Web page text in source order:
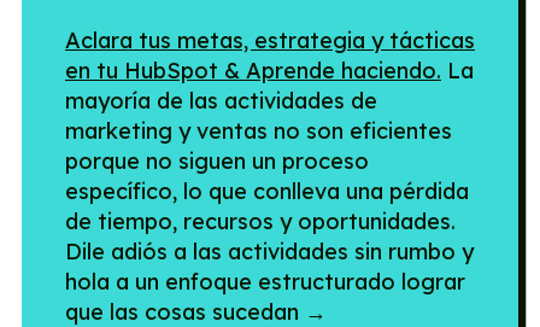
Aclara tus metas, estrategia y tácticas
en tu HubSpot & Aprende haciendo. La
mayoría de las actividades de
marketing y ventas no son eficientes
porque no siguen un proceso
específico, lo que conlleva una pérdida
de tiempo, recursos y oportunidades.
Dile adiós a las actividades sin rumbo y
hola a un enfoque estructurado lograr
que las cosas sucedan →